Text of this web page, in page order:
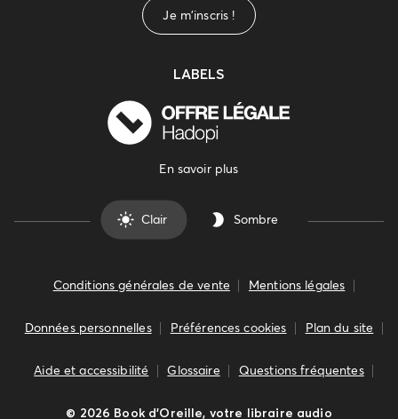
Je m'inscris !
LABELS
En savoir plus
Clair Sombre
Conditions générales de vente Mentions légales
Données personnelles Préférences cookies Plan du site
Aide et accessibilité Glossaire Questions fréquentes
© 2026 Book d’Oreille, votre libraire audio